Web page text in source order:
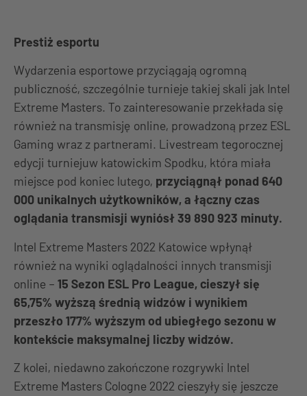
Prestiż esportu
Wydarzenia esportowe przyciągają ogromną
publiczność, szczególnie turnieje takiej skali jak Intel
Extreme Masters. To zainteresowanie przekłada się
również na transmisję online, prowadzoną przez ESL
Gaming wraz z partnerami. Livestream tegorocznej
edycji turniejuw katowickim Spodku, która miała
miejsce pod koniec lutego, przyciągnął ponad 640
000 unikalnych użytkowników, a łączny czas
oglądania transmisji wyniósł 39 890 923 minuty.
Intel Extreme Masters 2022 Katowice wpłynął
również na wyniki oglądalności innych transmisji
online – 15 Sezon ESL Pro League, cieszył się
65,75% wyższą średnią widzów i wynikiem
przeszło 177% wyższym od ubiegłego sezonu w
kontekście maksymalnej liczby widzów.
Z kolei, niedawno zakończone rozgrywki Intel
Extreme Masters Cologne 2022 cieszyły się jeszcze